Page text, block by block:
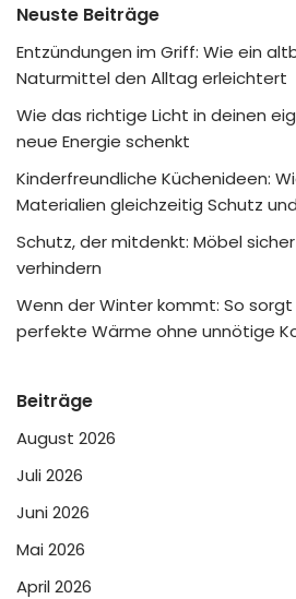
Neuste Beiträge
Entzündungen im Griff: Wie ein
Naturmittel den Alltag erleichtert
Wie das richtige Licht in deinen
neue Energie schenkt
Kinderfreundliche Küchenideen:
Materialien gleichzeitig Schutz
Schutz, der mitdenkt: Möbel
verhindern
Wenn der Winter kommt: So
perfekte Wärme ohne unnötige
Beiträge
August 2026
Juli 2026
Juni 2026
Mai 2026
April 2026